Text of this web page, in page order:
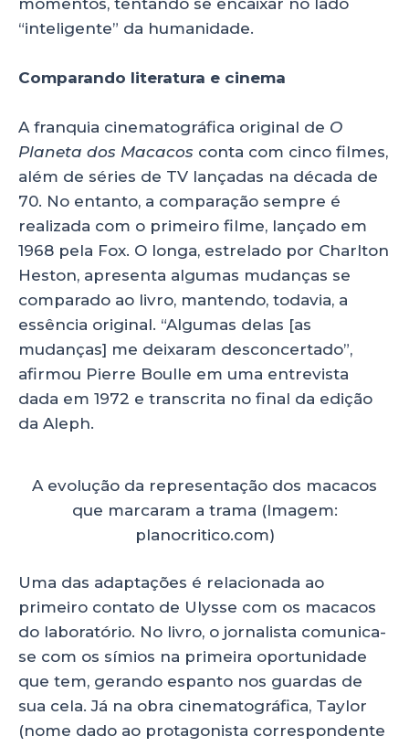
“inteligente” da humanidade.
Comparando literatura e cinema
A franquia cinematográfica original de O
Planeta dos Macacos conta com cinco filmes,
além de séries de TV lançadas na década de
70. No entanto, a comparação sempre é
realizada com o primeiro filme, lançado em
1968 pela Fox. O longa, estrelado por Charlton
Heston, apresenta algumas mudanças se
comparado ao livro, mantendo, todavia, a
essência original. “Algumas delas [as
mudanças] me deixaram desconcertado”,
afirmou Pierre Boulle em uma entrevista
dada em 1972 e transcrita no final da edição
da Aleph.
A evolução da representação dos macacos
que marcaram a trama (Imagem:
planocritico.com)
Uma das adaptações é relacionada ao
primeiro contato de Ulysse com os macacos
do laboratório. No livro, o jornalista comunica-
se com os símios na primeira oportunidade
que tem, gerando espanto nos guardas de
sua cela. Já na obra cinematográfica, Taylor
(nome dado ao protagonista correspondente